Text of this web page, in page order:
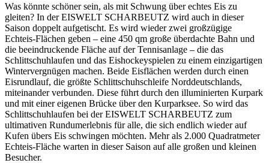
Was könnte schöner sein, als mit Schwung über echtes Eis zu
gleiten? In der EISWELT SCHARBEUTZ wird auch in dieser
Saison doppelt aufgetischt. Es wird wieder zwei großzügige
Echteis-Flächen geben – eine 450 qm große überdachte Bahn und
die beeindruckende Fläche auf der Tennisanlage – die das
Schlittschuhlaufen und das Eishockeyspielen zu einem einzigartigen
Wintervergnügen machen. Beide Eisflächen werden durch einen
Eisrundlauf, die größte Schlittschuhschleife Norddeutschlands,
miteinander verbunden. Diese führt durch den illuminierten Kurpark
und mit einer eigenen Brücke über den Kurparksee. So wird das
Schlittschuhlaufen bei der EISWELT SCHARBEUTZ zum
ultimativen Rundumerlebnis für alle, die sich endlich wieder auf
Kufen übers Eis schwingen möchten. Mehr als 2.000 Quadratmeter
Echteis-Fläche warten in dieser Saison auf alle großen und kleinen
Besucher.